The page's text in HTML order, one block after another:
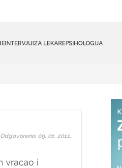
INTERVJUIZA LEKAREPSIHOLOGIJA
vracao i
Odgovoreno: 09. 01. 2011.